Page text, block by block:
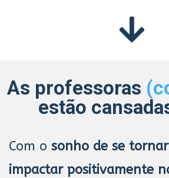
As professoras
estão
Com o sonho de se
impactar positivamente